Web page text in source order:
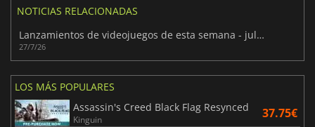
NOTICIAS RELACIONADAS
Lanzamientos de videojuegos de esta semana - julio 2026 (semana 31)
27/7/26
LOS MÁS POPULARES
Assassin's Creed Black Flag Resynced
Kinguin 37.75€